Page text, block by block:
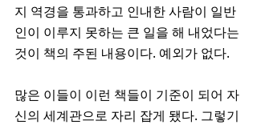
지 역경을 통과하고 인내한 사람이 일반
인이 이루지 못하는 큰 일을 해 내었다는
것이 책의 주된 내용이다. 예외가 없다.
많은 이들이 이런 책들이 기준이 되어 자
신의 세계관으로 자리 잡게 됐다. 그렇기